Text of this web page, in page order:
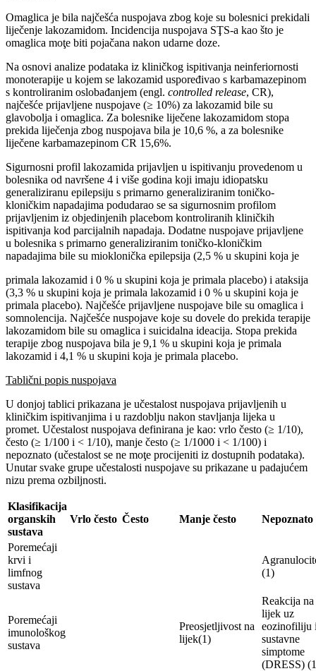
Omaglica je bila najčešća nuspojava zbog koje su bolesnici prekidali
liječenje lakozamidom. Incidencija nuspojava SŢS-a kao što je
omaglica moţe biti pojačana nakon udarne doze.
Na osnovi analize podataka iz kliničkog ispitivanja neinferiornosti
monoterapije u kojem se lakozamid uspoređivao s karbamazepinom
s kontroliranim oslobađanjem (engl. controlled release, CR),
najčešće prijavljene nuspojave (≥ 10%) za lakozamid bile su
glavobolja i omaglica. Za bolesnike liječene lakozamidom stopa
prekida liječenja zbog nuspojava bila je 10,6 %, a za bolesnike
liječene karbamazepinom CR 15,6%.
Sigurnosni profil lakozamida prijavljen u ispitivanju provedenom u
bolesnika od navršene 4 i više godina koji imaju idiopatsku
generaliziranu epilepsiju s primarno generaliziranim toničko-
kloničkim napadajima podudarao se sa sigurnosnim profilom
prijavljenim iz objedinjenih placebom kontroliranih kliničkih
ispitivanja kod parcijalnih napadaja. Dodatne nuspojave prijavljene
u bolesnika s primarno generaliziranim toničko-kloničkim
napadajima bile su mioklonička epilepsija (2,5 % u skupini koja je
primala lakozamid i 0 % u skupini koja je primala placebo) i ataksija
(3,3 % u skupini koja je primala lakozamid i 0 % u skupini koja je
primala placebo). Najčešće prijavljene nuspojave bile su omaglica i
somnolencija. Najčešće nuspojave koje su dovele do prekida terapije
lakozamidom bile su omaglica i suicidalna ideacija. Stopa prekida
terapije zbog nuspojava bila je 9,1 % u skupini koja je primala
lakozamid i 4,1 % u skupini koja je primala placebo.
Tablični popis nuspojava
U donjoj tablici prikazana je učestalost nuspojava prijavljenih u
kliničkim ispitivanjima i u razdoblju nakon stavljanja lijeka u
promet. Učestalost nuspojava definirana je kao: vrlo često (≥ 1/10),
često (≥ 1/100 i < 1/10), manje često (≥ 1/1000 i < 1/100) i
nepoznato (učestalost se ne moţe procijeniti iz dostupnih podataka).
Unutar svake grupe učestalosti nuspojave su prikazane u padajućem
nizu prema ozbiljnosti.
Klasifikacija
organskih
sustava
Vrlo često Često Manje često Nepoznato
Poremećaji
krvi i
limfnog
sustava
(1)
Poremećaji
imunološkog
sustava
Preosjetljivost na
lijek(1)
Reakcija na
lijek uz
eozinofiliju
sustavne
simptome
(DRESS)